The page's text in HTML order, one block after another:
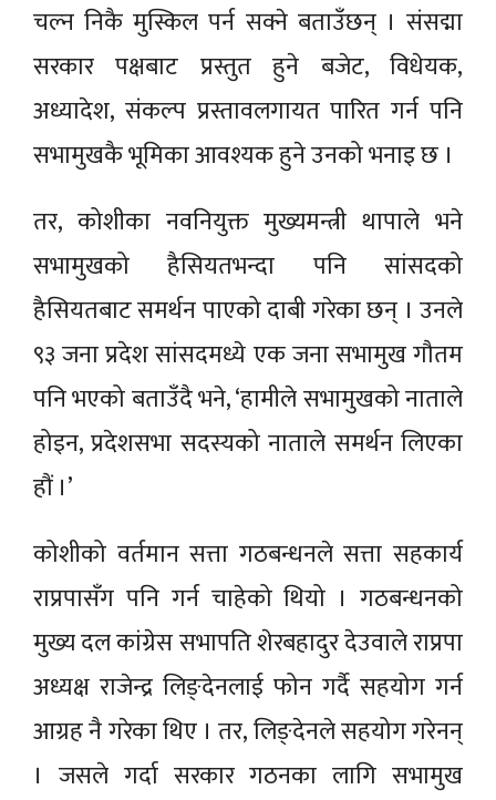
चल्न निकै मुस्किल पर्न सक्ने बताउँछन् । संसद्मा
सरकार पक्षबाट प्रस्तुत हुने बजेट, विधेयक,
अध्यादेश, संकल्प प्रस्तावलगायत पारित गर्न पनि
सभामुखकै भूमिका आवश्यक हुने उनको भनाइ छ ।
तर, कोशीका नवनियुक्त मुख्यमन्त्री थापाले भने
सभामुखको हैसियतभन्दा पनि सांसदको
हैसियतबाट समर्थन पाएको दाबी गरेका छन् । उनले
९३ जना प्रदेश सांसदमध्ये एक जना सभामुख गौतम
पनि भएको बताउँदै भने, ‘हामीले सभामुखको नाताले
होइन, प्रदेशसभा सदस्यको नाताले समर्थन लिएका
हौं ।’
कोशीको वर्तमान सत्ता गठबन्धनले सत्ता सहकार्य
राप्रपासँग पनि गर्न चाहेको थियो । गठबन्धनको
मुख्य दल कांग्रेस सभापति शेरबहादुर देउवाले राप्रपा
अध्यक्ष राजेन्द्र लिङ्देनलाई फोन गर्दै सहयोग गर्न
आग्रह नै गरेका थिए । तर, लिङ्देनले सहयोग गरेनन्
। जसले गर्दा सरकार गठनका लागि सभामुख